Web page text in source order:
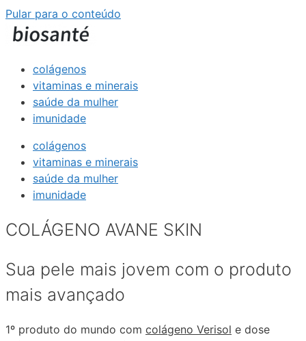
Pular para o conteúdo
colágenos
vitaminas e minerais
saúde da mulher
imunidade
colágenos
vitaminas e minerais
saúde da mulher
imunidade
COLÁGENO AVANE SKIN
Sua pele mais jovem com o produto
mais avançado
1º produto do mundo com colágeno Verisol e dose